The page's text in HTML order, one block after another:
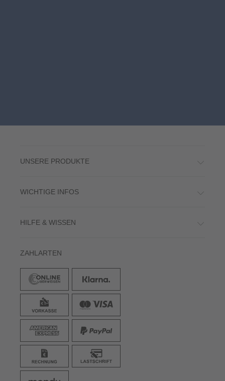
UNSERE PRODUKTE
WICHTIGE INFOS
HILFE & WISSEN
ZAHLARTEN